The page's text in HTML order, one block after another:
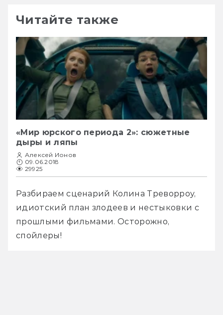
Читайте также
«Мир юрского периода 2»: сюжетные
дыры и ляпы
Алексей Ионов
09.06.2018
29925
Разбираем сценарий Колина Треворроу,
идиотский план злодеев и нестыковки с
прошлыми фильмами. Осторожно,
спойлеры!